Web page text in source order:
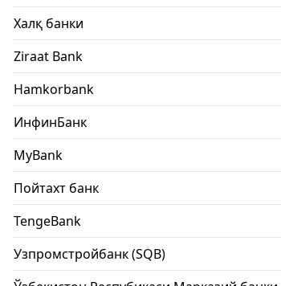
Халқ банки
Ziraat Bank
Hamkorbank
ИнфинБанк
MyBank
Пойтахт банк
TengeBank
Узпромстройбанк (SQB)